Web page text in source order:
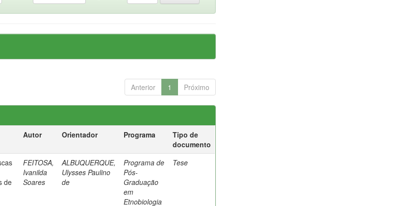
Anterior 1 Próximo
Autor Orientador Programa
Tipo de
documento
de
FEITOSA,
Ivanilda
Soares
ALBUQUERQUE,
Ulysses Paulino
de
Programa de
Pós-
Graduação
em
Etnobiologia
Tese